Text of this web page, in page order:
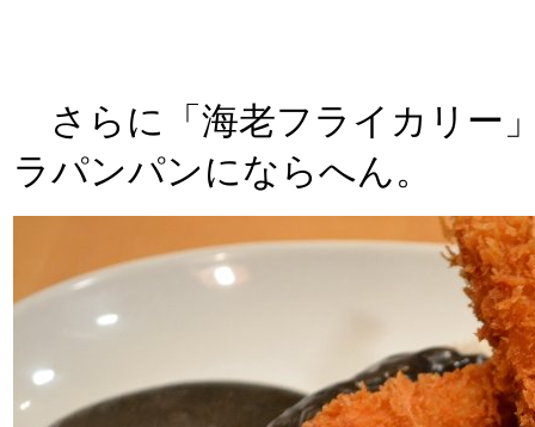
さらに「海老フライカリー
ラパンパンにならへん。